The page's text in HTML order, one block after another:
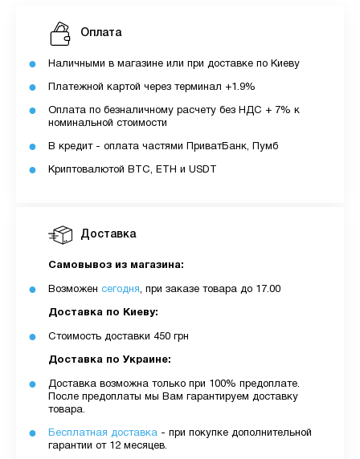
Доставка
Самовывоз из магазина:
Возможен сегодня, при заказе товара до 17.00
Доставка по Киеву:
Стоимость доставки 450 грн
Доставка по Украине:
Доставка возможна только при 100% предоплате.
После предоплаты мы Вам гарантируем доставку
товара.
Бесплатная доставка - при покупке дополнительной
гарантии от 12 месяцев.
Оплата
Наличными в магазине или при доставке по Киеву
Платежной картой через терминал +1.9%
Оплата по безналичному расчету без НДС + 7% к
номинальной стоимости
В кредит - оплата частями ПриватБанк, Пумб
Криптовалютой BTC, ETH и USDT